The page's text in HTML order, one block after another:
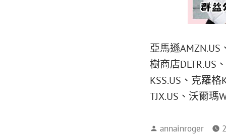
亞馬遜AMZN.US
樹商店DLTR.US
KSS.US、克羅格
TJX.US、沃爾瑪
annainroger